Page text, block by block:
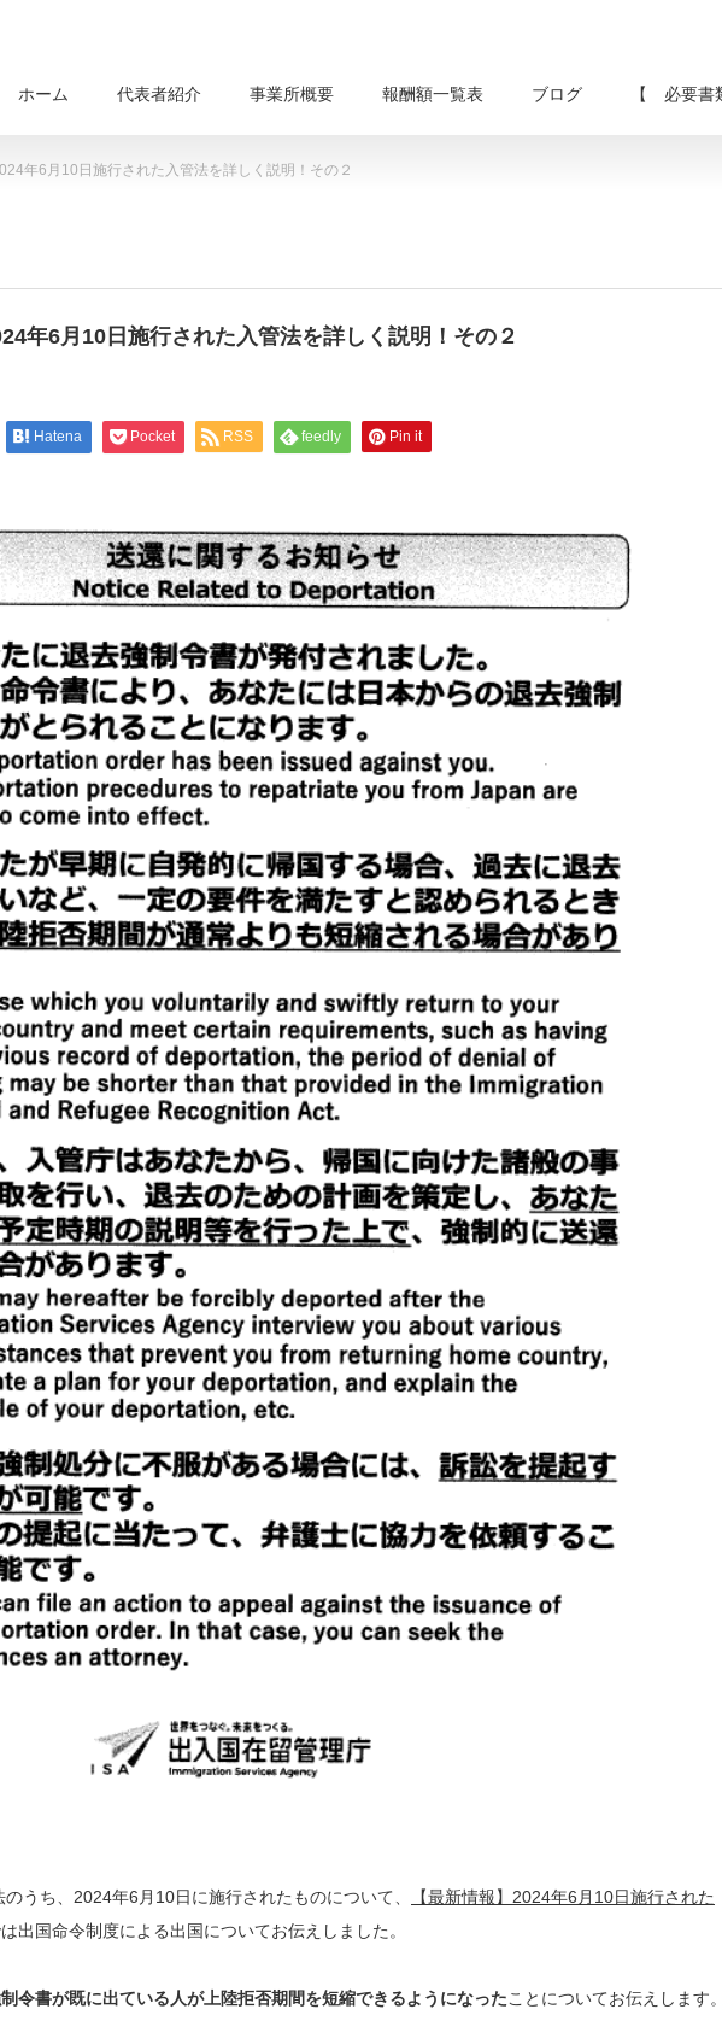
ホーム 代表者紹介 事業所概要 報酬額一覧表 ブログ 【 必要
年6月10日施行された入管法を詳しく説明！その２
年6月10日施行された入管法を詳しく説明！その２
Hatena Pocket RSS feedly Pin it
うち、2024年6月10日に施行されたものについて、
【最新情報】2024年6月10日施行された
出国命令制度による出国についてお伝えしました。
令書が既に出ている人が上陸拒否期間を短縮できるようになったことについてお伝えします